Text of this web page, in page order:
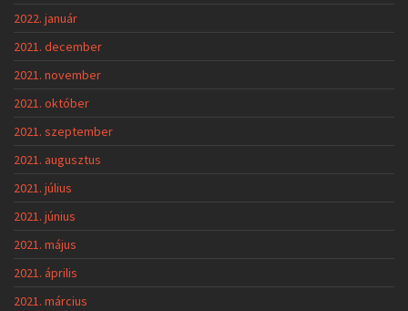
2022. január
2021. december
2021. november
2021. október
2021. szeptember
2021. augusztus
2021. július
2021. június
2021. május
2021. április
2021. március